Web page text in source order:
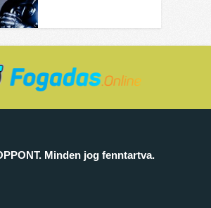
Minden jog fenntartva.